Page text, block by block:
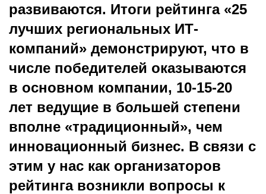
развиваются. Итоги рейтинга «25
лучших региональных ИТ-
компаний» демонстрируют, что в
числе победителей оказываются
в основном компании, 10-15-20
лет ведущие в большей степени
вполне «традиционный», чем
инновационный бизнес. В связи с
этим у нас как организаторов
рейтинга возникли вопросы к